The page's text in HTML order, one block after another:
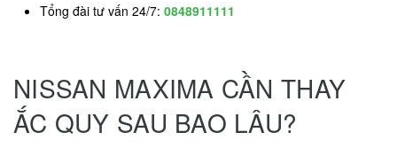
Tổng đài tư vấn 24/7: 0848911111
NISSAN MAXIMA CẦN THAY
ẮC QUY SAU BAO LÂU?